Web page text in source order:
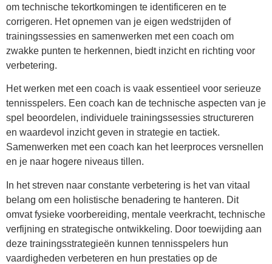
om technische tekortkomingen te identificeren en te
corrigeren. Het opnemen van je eigen wedstrijden of
trainingssessies en samenwerken met een coach om
zwakke punten te herkennen, biedt inzicht en richting voor
verbetering.
Het werken met een coach is vaak essentieel voor serieuze
tennisspelers. Een coach kan de technische aspecten van je
spel beoordelen, individuele trainingssessies structureren
en waardevol inzicht geven in strategie en tactiek.
Samenwerken met een coach kan het leerproces versnellen
en je naar hogere niveaus tillen.
In het streven naar constante verbetering is het van vitaal
belang om een holistische benadering te hanteren. Dit
omvat fysieke voorbereiding, mentale veerkracht, technische
verfijning en strategische ontwikkeling. Door toewijding aan
deze trainingsstrategieën kunnen tennisspelers hun
vaardigheden verbeteren en hun prestaties op de